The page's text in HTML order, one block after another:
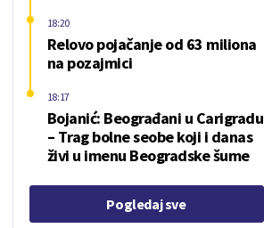
Relovo pojačanje od 63 miliona
na pozajmici
18:20
Bojanić: Beograđani u Carigradu
– Тrag bolne seobe koji i danas
živi u imenu Beogradske šume
18:17
Pogledaj sve